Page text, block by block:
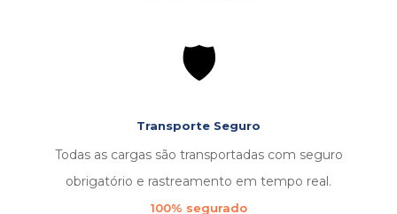
🛡️
Transporte Seguro
Todas as cargas são transportadas com seguro
obrigatório e rastreamento em tempo real.
100% segurado